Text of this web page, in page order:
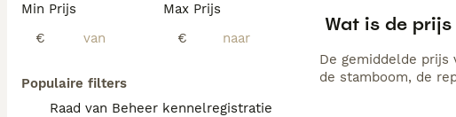
Min Prijs
€
Max Prijs
€
Populaire filters
Raad van Beheer kennelregistratie
Wat is de prijs
De gemiddelde prijs
de stamboom, de